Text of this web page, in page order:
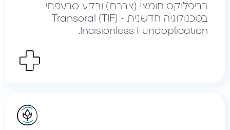
בריפלוקס חומצי (צרבת) ובקע סרעפתי
בטכנולוגיה חדשנית - (TIF) Transoral
Incisionless Fundoplication.